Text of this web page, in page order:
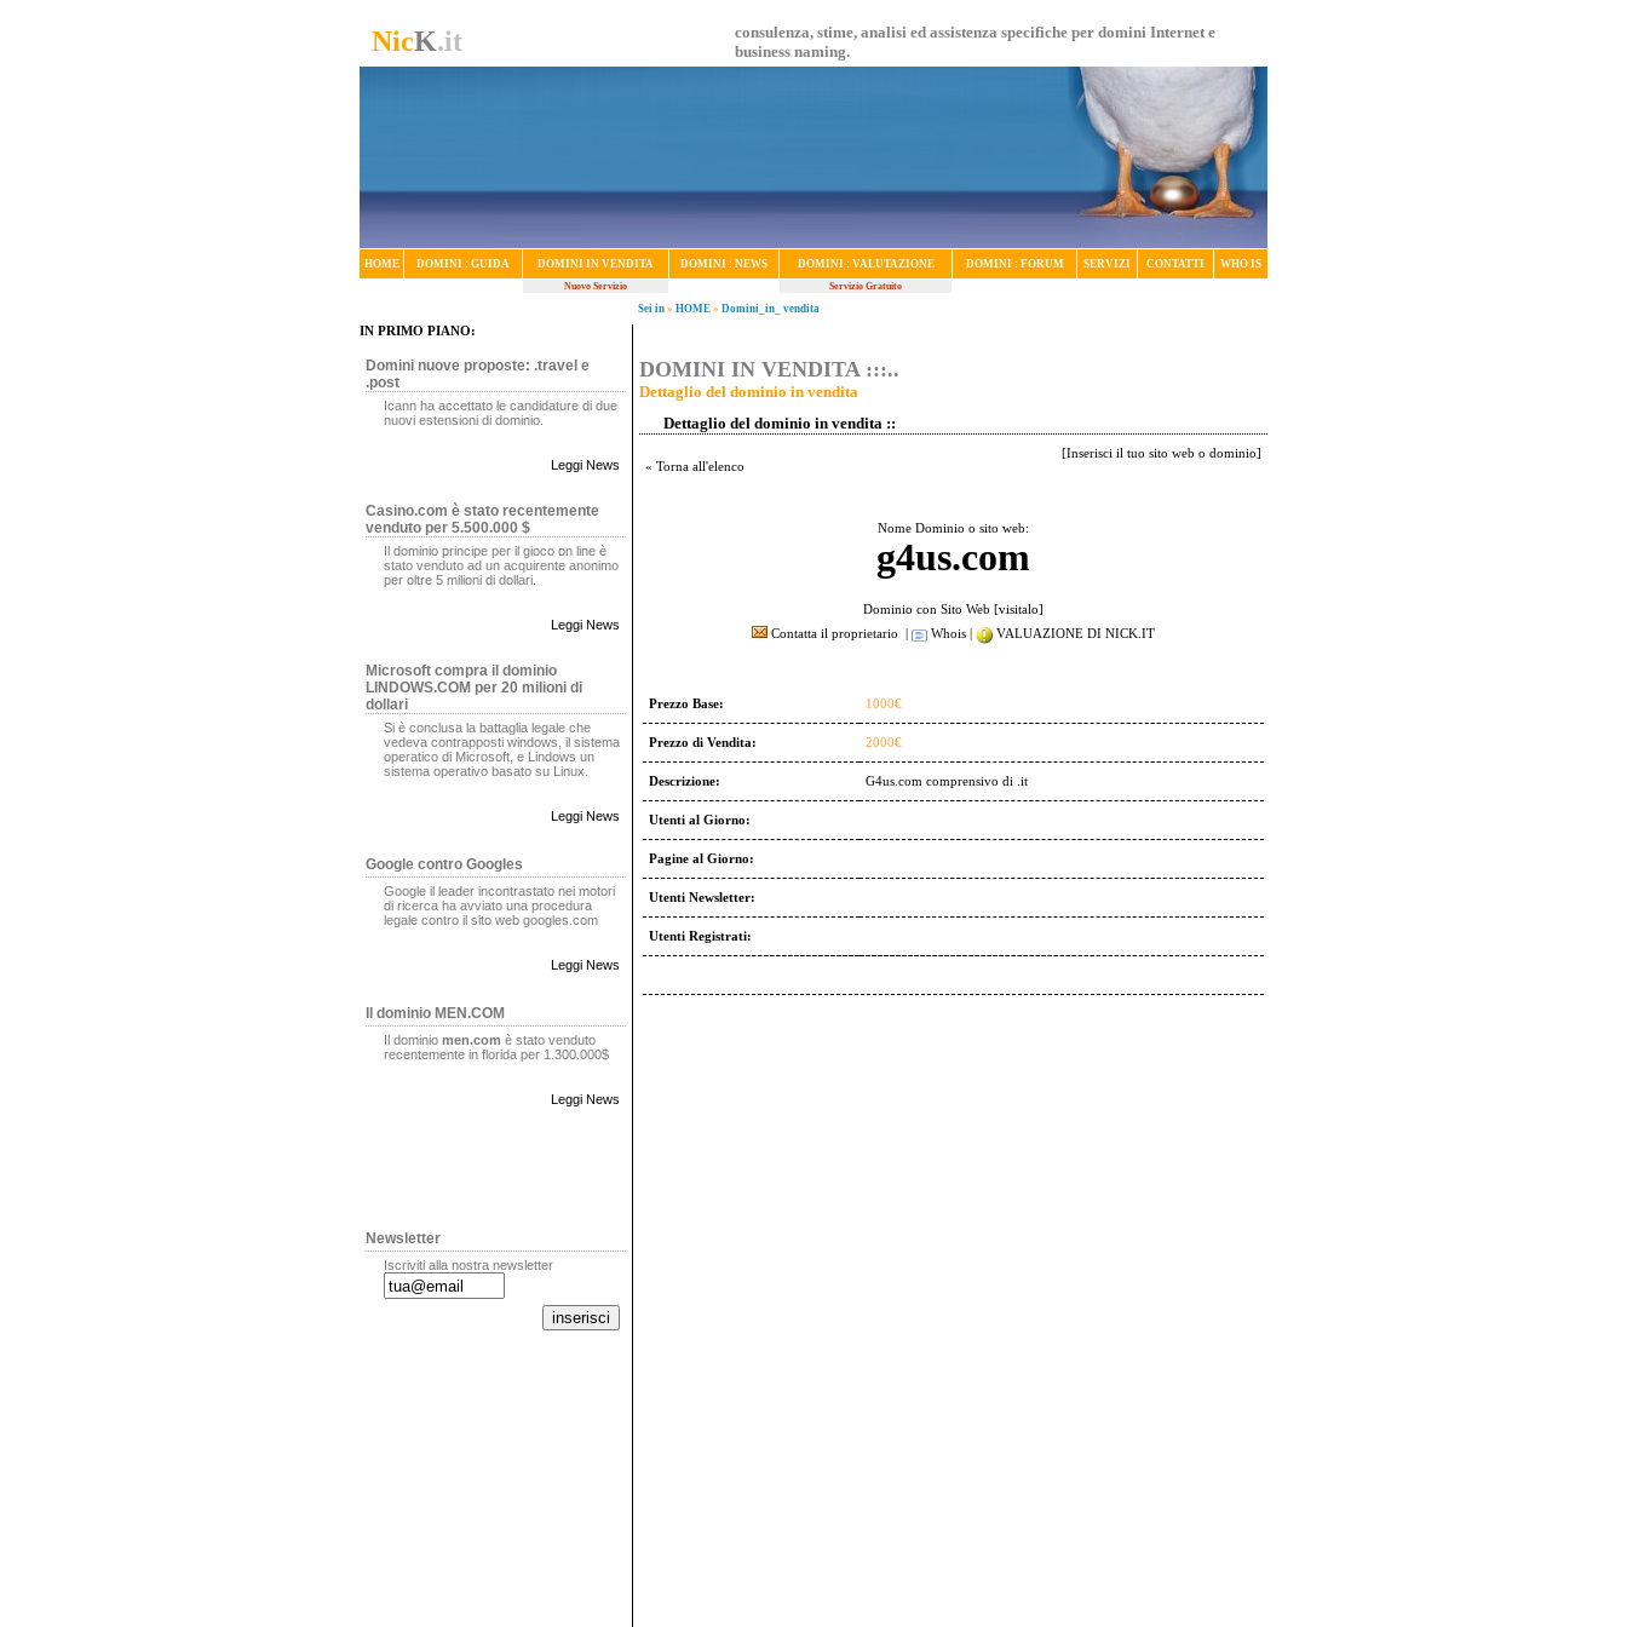
NicK.it
consulenza, stime, analisi ed assistenza specifiche per domini Internet e
business naming.
HOME DOMINI : GUIDA DOMINI IN VENDITA DOMINI : NEWS DOMINI : VALUTAZIONE DOMINI : FORUM SERVIZI CONTATTI WHO IS
Nuovo Servizio Servizio Gratuito
Sei in » HOME » Domini_in_ vendita
IN PRIMO PIANO:
Domini nuove proposte: .travel e
.post
Icann ha accettato le candidature di due
nuovi estensioni di dominio.
Leggi News
Casino.com è stato recentemente
venduto per 5.500.000 $
Il dominio principe per il gioco on line è
stato venduto ad un acquirente anonimo
per oltre 5 milioni di dollari.
Leggi News
Microsoft compra il dominio
LINDOWS.COM per 20 milioni di
dollari
Si è conclusa la battaglia legale che
vedeva contrapposti windows, il sistema
operatico di Microsoft, e Lindows un
sistema operativo basato su Linux.
Leggi News
Google contro Googles
Google il leader incontrastato nei motori
di ricerca ha avviato una procedura
legale contro il sito web googles.com
Leggi News
Il dominio MEN.COM
Il dominio men.com è stato venduto
recentemente in florida per 1.300.000$
Leggi News
Newsletter
Iscriviti alla nostra newsletter
DOMINI IN VENDITA :::..
Dettaglio del dominio in vendita
Dettaglio del dominio in vendita ::
« Torna all'elenco
[Inserisci il tuo sito web o dominio]
Nome Dominio o sito web:
g4us.com
Dominio con Sito Web [visitalo]
Contatta il proprietario
Whois VALUAZIONE DI NICK.IT
Prezzo Base: 1000€
Prezzo di Vendita: 2000€
Descrizione: G4us.com comprensivo di .it
Utenti al Giorno:
Pagine al Giorno:
Utenti Newsletter:
Utenti Registrati: